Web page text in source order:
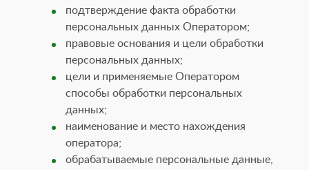
подтверждение факта обработки
персональных данных Оператором;
правовые основания и цели обработки
персональных данных;
цели и применяемые Оператором
способы обработки персональных
данных;
наименование и место нахождения
оператора;
обрабатываемые персональные данные,